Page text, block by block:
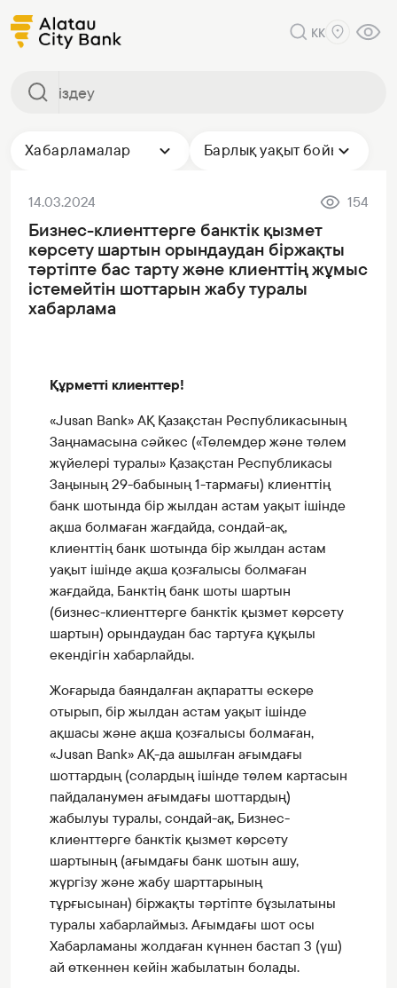
KK
Хабарламалар Барлық уақыт бойы
14.03.2024 154
Бизнес-клиенттерге банктік қызмет
көрсету шартын орындаудан біржақты
тәртіпте бас тарту және клиенттің жұмыс
істемейтін шоттарын жабу туралы
хабарлама
Құрметті клиенттер!
«Jusan Bank» АҚ Қазақстан Республикасының
Заңнамасына сәйкес («Төлемдер және төлем
жүйелері туралы» Қазақстан Республикасы
Заңының 29-бабының 1-тармағы) клиенттің
банк шотында бір жылдан астам уақыт ішінде
ақша болмаған жағдайда, сондай-ақ,
клиенттің банк шотында бір жылдан астам
уақыт ішінде ақша қозғалысы болмаған
жағдайда, Банктің банк шоты шартын
(бизнес-клиенттерге банктік қызмет көрсету
шартын) орындаудан бас тартуға құқылы
екендігін хабарлайды.
Жоғарыда баяндалған ақпаратты ескере
отырып, бір жылдан астам уақыт ішінде
ақшасы және ақша қозғалысы болмаған,
«Jusan Bank» АҚ-да ашылған ағымдағы
шоттардың (солардың ішінде төлем картасын
пайдаланумен ағымдағы шоттардың)
жабылуы туралы, сондай-ақ, Бизнес-
клиенттерге банктік қызмет көрсету
шартының (ағымдағы банк шотын ашу,
жүргізу және жабу шарттарының
тұрғысынан) біржақты тәртіпте бұзылатыны
туралы хабарлаймыз. Ағымдағы шот осы
Хабарламаны жолдаған күннен бастап 3 (үш)
ай өткеннен кейін жабылатын болады.